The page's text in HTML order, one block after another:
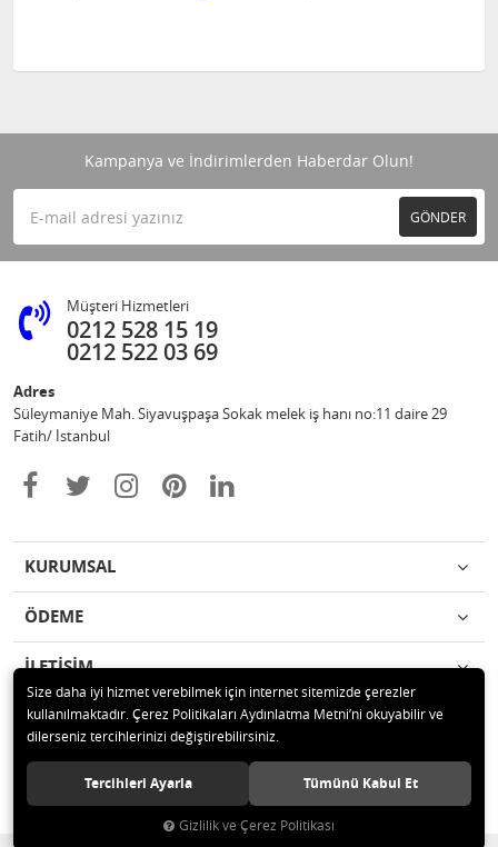
Kampanya ve İndirimlerden Haberdar Olun!
GÖNDER
Müşteri Hizmetleri
0212 528 15 19
0212 522 03 69
Adres
Süleymaniye Mah. Siyavuşpaşa Sokak melek iş hanı no:11 daire 29
Fatih/ İstanbul
KURUMSAL
ÖDEME
İLETİŞİM
© 2020 Ufuk Şaka Oyunları ve Parti Malzemeleri Merkezi Tüm hakları
saklıdır.
Size daha iyi hizmet verebilmek için internet sitemizde çerezler
kullanılmaktadır. Çerez Politikaları Aydınlatma Metni’ni okuyabilir ve
dilerseniz tercihlerinizi değiştirebilirsiniz.
Tercihleri Ayarla Tümünü Kabul Et
Gizlilik ve Çerez Politikası